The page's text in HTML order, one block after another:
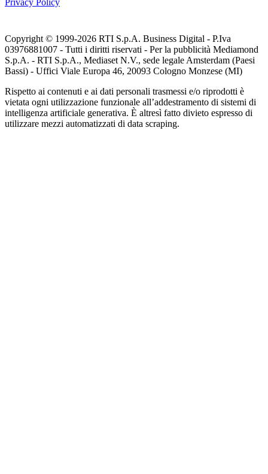
Copyright © 1999-2026 RTI S.p.A. Business Digital - P.Iva
03976881007 - Tutti i diritti riservati - Per la pubblicità Mediamond
S.p.A. - RTI S.p.A., Mediaset N.V., sede legale Amsterdam (Paesi
Bassi) - Uffici Viale Europa 46, 20093 Cologno Monzese (MI)
Rispetto ai contenuti e ai dati personali trasmessi e/o riprodotti è
vietata ogni utilizzazione funzionale all’addestramento di sistemi di
intelligenza artificiale generativa. È altresì fatto divieto espresso di
utilizzare mezzi automatizzati di data scraping.